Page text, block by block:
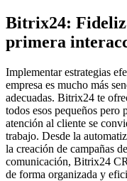
Bitrix24:
primera
Implementar estrategias
empresa es mucho más
adecuadas. Bitrix24 te
todos esos pequeños pero
atención al cliente se
trabajo. Desde la
la creación de campañas
comunicación, Bitrix24
de forma organizada y